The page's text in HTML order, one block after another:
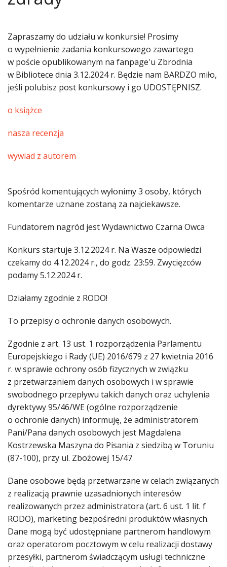
Zapraszamy do udziału w konkursie! Prosimy
o wypełnienie zadania konkursowego zawartego
w poście opublikowanym na fanpage'u Zbrodnia
w Bibliotece dnia 3.12.2024 r. Będzie nam BARDZO miło,
jeśli polubisz post konkursowy i go UDOSTĘPNISZ.
o książce
nasza recenzja
wywiad z autorem
Spośród komentujących wyłonimy 3 osoby, których
komentarze uznane zostaną za najciekawsze.
Fundatorem nagród jest Wydawnictwo Czarna Owca
Konkurs startuje 3.12.2024 r. Na Wasze odpowiedzi
czekamy do 4.12.2024 r., do godz. 23:59. Zwycięzców
podamy 5.12.2024 r.
Działamy zgodnie z RODO!
To przepisy o ochronie danych osobowych.
Zgodnie z art. 13 ust. 1 rozporządzenia Parlamentu
Europejskiego i Rady (UE) 2016/679 z 27 kwietnia 2016
r. w sprawie ochrony osób fizycznych w związku
z przetwarzaniem danych osobowych i w sprawie
swobodnego przepływu takich danych oraz uchylenia
dyrektywy 95/46/WE (ogólne rozporządzenie
o ochronie danych) informuję, że administratorem
Pani/Pana danych osobowych jest Magdalena
Kostrzewska Maszyna do Pisania z siedzibą w Toruniu
(87-100), przy ul. Zbożowej 15/47
Dane osobowe będą przetwarzane w celach związanych
z realizacją prawnie uzasadnionych interesów
realizowanych przez administratora (art. 6 ust. 1 lit. f
RODO), marketing bezpośredni produktów własnych.
Dane mogą być udostępniane partnerom handlowym
oraz operatorom pocztowym w celu realizacji dostawy
przesyłki, partnerom świadczącym usługi techniczne